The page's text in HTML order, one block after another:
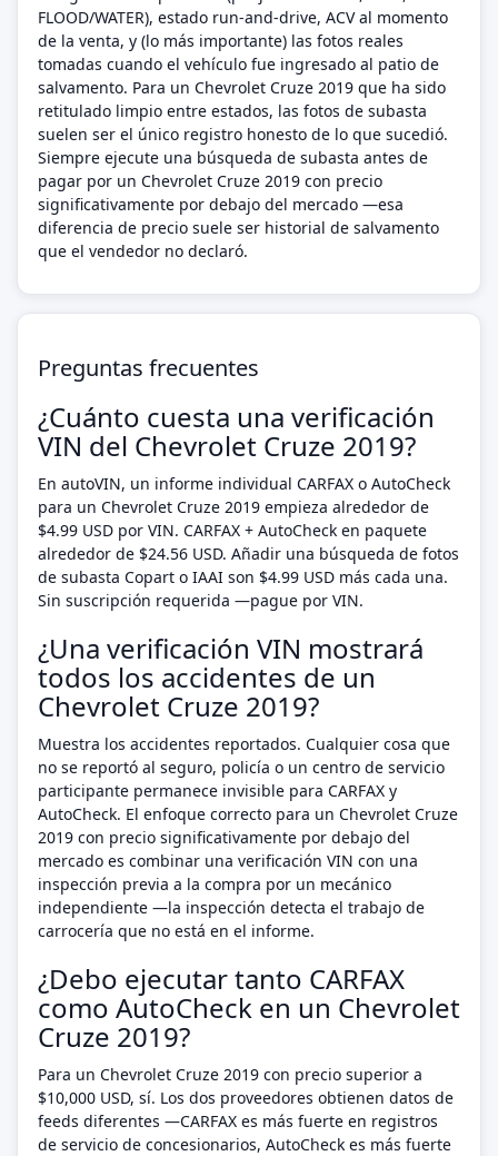
FLOOD/WATER), estado run-and-drive, ACV al momento
de la venta, y (lo más importante) las fotos reales
tomadas cuando el vehículo fue ingresado al patio de
salvamento. Para un Chevrolet Cruze 2019 que ha sido
retitulado limpio entre estados, las fotos de subasta
suelen ser el único registro honesto de lo que sucedió.
Siempre ejecute una búsqueda de subasta antes de
pagar por un Chevrolet Cruze 2019 con precio
significativamente por debajo del mercado —esa
diferencia de precio suele ser historial de salvamento
que el vendedor no declaró.
Preguntas frecuentes
¿Cuánto cuesta una verificación
VIN del Chevrolet Cruze 2019?
En autoVIN, un informe individual CARFAX o AutoCheck
para un Chevrolet Cruze 2019 empieza alrededor de
$4.99 USD por VIN. CARFAX + AutoCheck en paquete
alrededor de $24.56 USD. Añadir una búsqueda de fotos
de subasta Copart o IAAI son $4.99 USD más cada una.
Sin suscripción requerida —pague por VIN.
¿Una verificación VIN mostrará
todos los accidentes de un
Chevrolet Cruze 2019?
Muestra los accidentes reportados. Cualquier cosa que
no se reportó al seguro, policía o un centro de servicio
participante permanece invisible para CARFAX y
AutoCheck. El enfoque correcto para un Chevrolet Cruze
2019 con precio significativamente por debajo del
mercado es combinar una verificación VIN con una
inspección previa a la compra por un mecánico
independiente —la inspección detecta el trabajo de
carrocería que no está en el informe.
¿Debo ejecutar tanto CARFAX
como AutoCheck en un Chevrolet
Cruze 2019?
Para un Chevrolet Cruze 2019 con precio superior a
$10,000 USD, sí. Los dos proveedores obtienen datos de
feeds diferentes —CARFAX es más fuerte en registros
de servicio de concesionarios, AutoCheck es más fuerte